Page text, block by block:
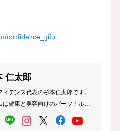
confidence_gifu
仁太郎
ィデンス代表の杉本仁太郎です。
は健康と美容向けのパーソナルト
ングを中心に、男女問わず、幅広
の方にご利用頂けるクラブです。